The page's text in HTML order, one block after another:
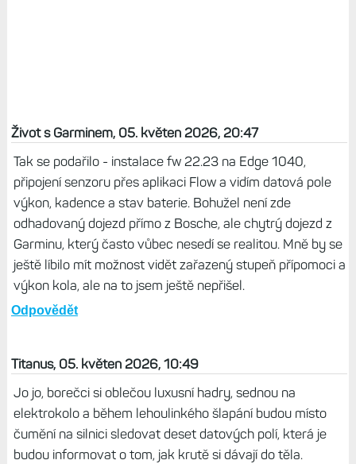
Život s Garminem, 05. květen 2026, 20:47
Tak se podařilo - instalace fw 22.23 na Edge 1040,
připojení senzoru přes aplikaci Flow a vidím datová pole
výkon, kadence a stav baterie. Bohužel není zde
odhadovaný dojezd přímo z Bosche, ale chytrý dojezd z
Garminu, který často vůbec nesedí se realitou. Mně by se
ještě líbilo mít možnost vidět zařazený stupeň přípomoci a
výkon kola, ale na to jsem ještě nepřišel.
Odpovědět
Titanus, 05. květen 2026, 10:49
Jo jo, borečci si oblečou luxusní hadry, sednou na
elektrokolo a během lehoulinkého šlapání budou místo
čumění na silnici sledovat deset datových polí, která je
budou informovat o tom, jak krutě si dávají do těla.